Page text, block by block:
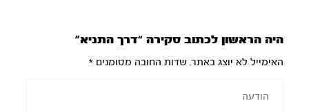
היה הראשון לכתוב סקירה “דרך התניא”
האימייל לא יוצג באתר. שדות החובה מסומנים*